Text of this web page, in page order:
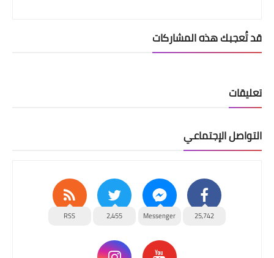
قد تُعجبك هذه المشاركات
تعليقات
التواصل الإجتماعي
25,742
Messenger
2,455
RSS